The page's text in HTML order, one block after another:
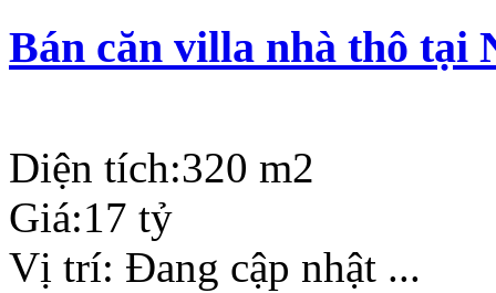
Bán căn villa nhà thô tại
Diện tích:320 m2
Giá:17 tỷ
Vị trí: Đang cập nhật ...